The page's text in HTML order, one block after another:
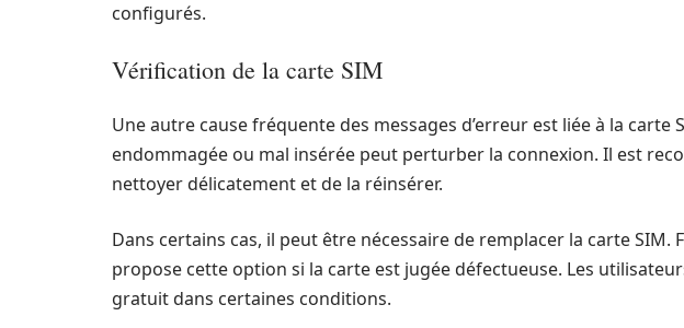
configurés.
Vérification de la carte SIM
Une autre cause fréquente des messages d’erreur est liée à la carte
endommagée ou mal insérée peut perturber la connexion. Il est
nettoyer délicatement et de la réinsérer.
Dans certains cas, il peut être nécessaire de remplacer la carte SIM.
propose cette option si la carte est jugée défectueuse. Les
gratuit dans certaines conditions.